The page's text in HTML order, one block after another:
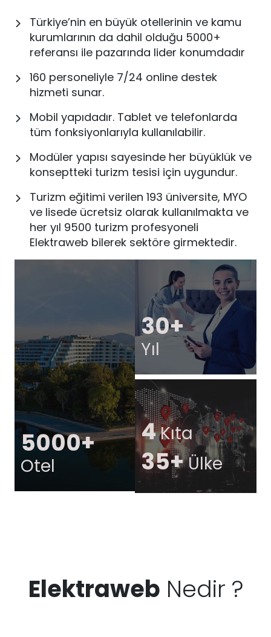
Türkiye’nin en büyük otellerinin ve kamu
kurumlarının da dahil olduğu 5000+
referansı ile pazarında lider konumdadır
160 personeliyle 7/24 online destek
hizmeti sunar.
Mobil yapıdadır. Tablet ve telefonlarda
tüm fonksiyonlarıyla kullanılabilir.
Modüler yapısı sayesinde her büyüklük ve
konseptteki turizm tesisi için uygundur.
Turizm eğitimi verilen 193 üniversite, MYO
ve lisede ücretsiz olarak kullanılmakta ve
her yıl 9500 turizm profesyoneli
Elektraweb bilerek sektöre girmektedir.
5000+
Otel
30+
Yıl
4Kıta
35+Ülke
Elektraweb Nedir ?